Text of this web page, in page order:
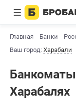
Главная Банки
Ваш город: Харабали
Харабалях